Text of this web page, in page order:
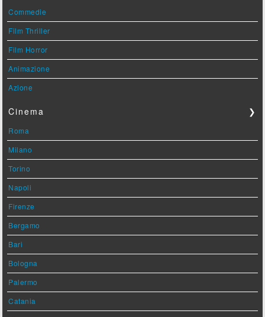
Commedie
Film Thriller
Film Horror
Animazione
Azione
Cinema ❯
Roma
Milano
Torino
Napoli
Firenze
Bergamo
Bari
Bologna
Palermo
Catania